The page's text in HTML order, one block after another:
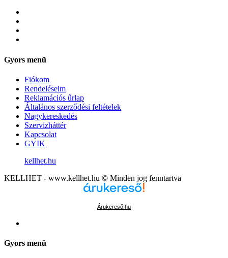
Gyors menü
Fiókom
Rendeléseim
Reklamációs űrlap
Általános szerződési feltételek
Nagykereskedés
Szervizháttér
Kapcsolat
GYIK
kellhet.hu
KELLHET - www.kellhet.hu © Minden jog fenntartva
Árukereső.hu
Gyors menü